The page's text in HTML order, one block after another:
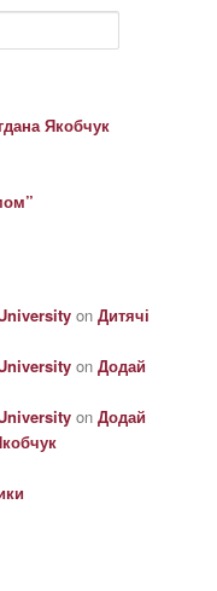
Якобчук
onДитячі
onДодай
onДодай